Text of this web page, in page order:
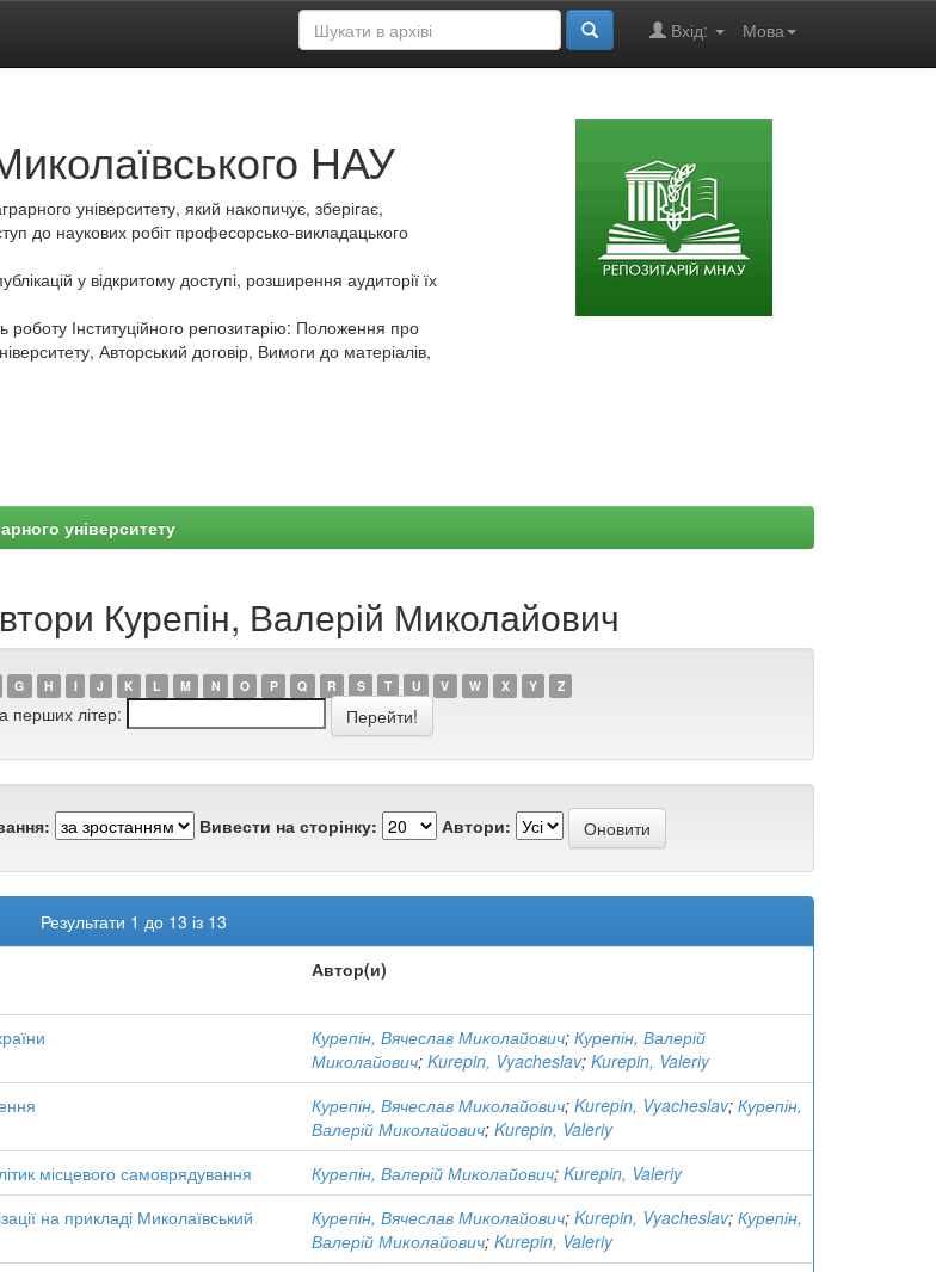
Мова
Вхід:
НАУ
університету, який накопичує, зберігає,
до наукових робіт професорсько-викладацького
у відкритому доступі, розширення аудиторії їх
Інституційного репозитарію: Положення про
Авторський договір, Вимоги до матеріалів,
університету
Курепін, Валерій Миколайович
G H I J K L M N O P Q R S T U V W X Y Z
перших літер:
Вивести на сторінку: Автори:
Результати 1 до 13 із 13
Автор(и)
Курепін, Вячеслав Миколайович; Курепін, Валерій
Миколайович; Kurepin, Vyacheslav; Kurepin, Valeriy
Курепін, Вячеслав Миколайович; Kurepin, Vyacheslav; Курепін,
Валерій Миколайович; Kurepin, Valeriy
місцевого самоврядування Курепін, Валерій Миколайович; Kurepin, Valeriy
на прикладі Миколаївський
Курепін, Вячеслав Миколайович; Kurepin, Vyacheslav; Курепін,
Валерій Миколайович; Kurepin, Valeriy